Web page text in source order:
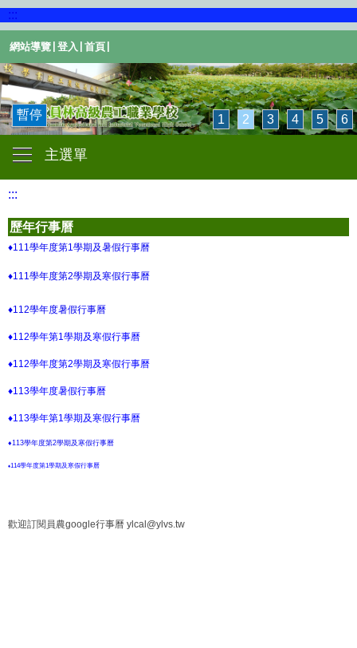
:::
網站導覽 登入 首頁
暫停 1 2 3 4 5 6
主選單
:::
歷年行事曆
♦111學年度第1學期及暑假行事曆
♦111學年度第2學期及寒假行事曆
♦112學年度暑假行事曆
♦112學年第1學期及寒假行事曆
♦112學年度第2學期及寒假行事曆
♦113學年度暑假行事曆
♦113學年第1學期及寒假行事曆
♦113學年度第2學期及寒假行事曆
♦114學年度第1學期及寒假行事曆
歡迎訂閱員農google行事曆 ylcal@ylvs.tw